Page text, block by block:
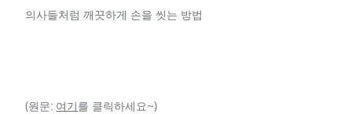
의사들처럼 깨끗하게 손을 씻는 방법
(원문: 여기를 클릭하세요~)